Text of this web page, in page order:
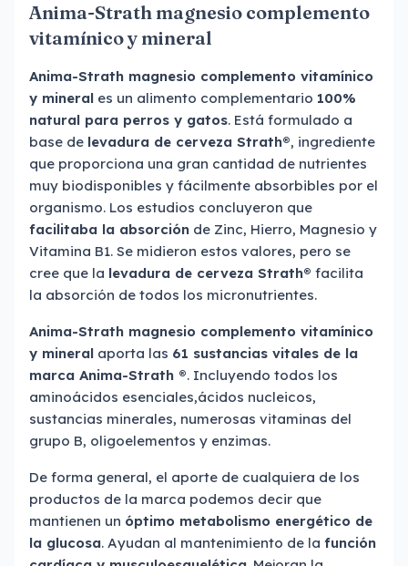
Anima-Strath magnesio complemento
vitamínico y mineral
Anima-Strath magnesio complemento vitamínico
y mineral es un alimento complementario 100%
natural para perros y gatos. Está formulado a
base de levadura de cerveza Strath®, ingrediente
que proporciona una gran cantidad de nutrientes
muy biodisponibles y fácilmente absorbibles por el
organismo. Los estudios concluyeron que
facilitaba la absorción de Zinc, Hierro, Magnesio y
Vitamina B1. Se midieron estos valores, pero se
cree que la levadura de cerveza Strath® facilita
la absorción de todos los micronutrientes.
Anima-Strath magnesio complemento vitamínico
y mineral aporta las 61 sustancias vitales de la
marca Anima-Strath ®. Incluyendo todos los
aminoácidos esenciales,ácidos nucleicos,
sustancias minerales, numerosas vitaminas del
grupo B, oligoelementos y enzimas.
De forma general, el aporte de cualquiera de los
productos de la marca podemos decir que
mantienen un óptimo metabolismo energético de
la glucosa. Ayudan al mantenimiento de la función